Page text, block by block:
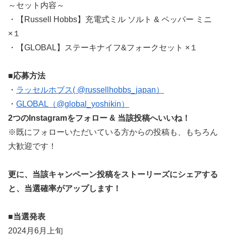
～セット内容～
・【Russell Hobbs】充電式ミル ソルト & ペッパー ミニ
×１
・【GLOBAL】ステーキナイフ&フォークセット ×１
■応募方法
・ ラッセルホブス( @russellhobbs_japan）
・ GLOBAL（@global_yoshikin）
2つのInstagramをフォロー & 当該投稿へいいね！
※既にフォローいただいている方からの投稿も、もちろん
大歓迎です！
更に、当該キャンペーン投稿をストーリーズにシェアする
と、当選確率がアップします！
■当選発表
2024月6月上旬